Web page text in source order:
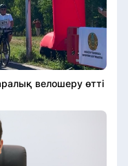
велошеру өтті